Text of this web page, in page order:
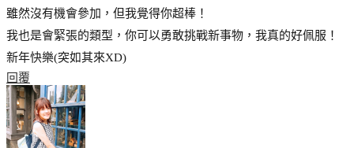
雖然沒有機會參加，但我覺得你超棒！
我也是會緊張的類型，你可以勇敢挑戰新事物，我真的好佩服！
新年快樂(突如其來XD)
回覆